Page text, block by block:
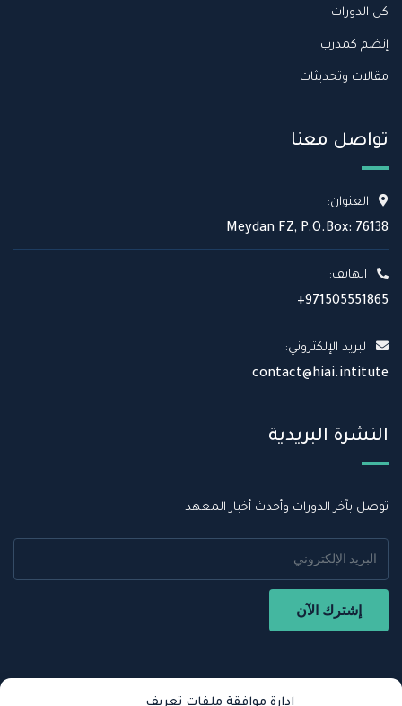
إدارة موافقة ملفات تعريف
كل الدورات
إنضم كمدرب
مقالات وتحديثات
تواصل معنا
العنوان:
Meydan FZ, P.O.Box: 76138
الهاتف:
+971505551865
لبريد الإلكتروني:
contact@hiai.intitute
النشرة البريدية
توصل بآخر الدورات وأحدث أخبار المعهد